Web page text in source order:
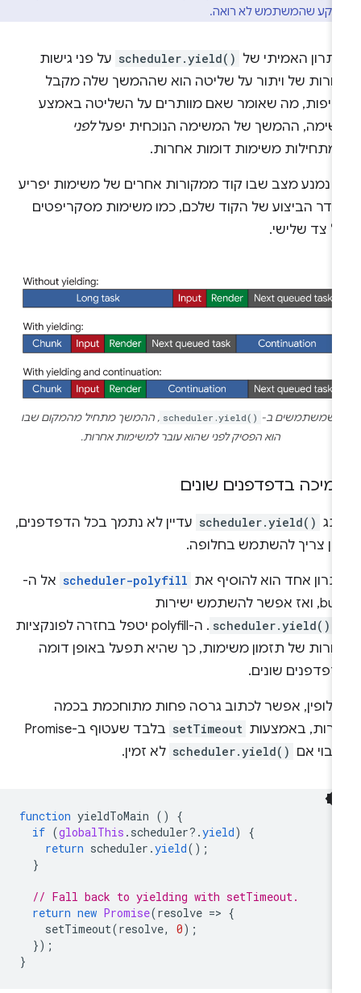
שהמשתמש לא רואה.
האמיתי של scheduler.yield() על פני גישות
של ויתור על שליטה הוא שההמשך שלה מקבל
מה שאומר שאם מוותרים על השליטה באמצע
ההמשך של המשימה הנוכחית יפעללפני
משימות דומות אחרות.
נמנע מצב שבו קוד ממקורות אחרים של משימות יפריע
הביצוע של הקוד שלכם, כמו משימות מסקריפטים
צד שלישי.
כשמשתמשים ב- scheduler.yield() , ההמשך מתחיל מהמקום שבו
הוא הפסיק לפני שהוא עובר למשימות אחרות.
בדפדפנים שונים
scheduler.yield() עדיין לא נתמך בכל הדפדפנים,
צריך להשתמש בחלופה.
אחד הוא להוסיף את scheduler-polyfill אל ה-
build, ואז אפשר להשתמש ישירות
scheduler.yield()
. ה-polyfill יטפל בחזרה לפונקציות
של תזמון משימות, כך שהיא תפעל באופן דומה
שונים.
אפשר לכתוב גרסה פחות מתוחכמת בכמה
באמצעות setTimeout
בלבד שעטוף ב-Promise
אם scheduler.yield() לא זמין.
function yieldToMain ()
if (globalThis.scheduler?.yield
return scheduler.yield
// Fall back to yielding with setTimeout.
return
new Promise(resolve =
setTimeout(resolve,